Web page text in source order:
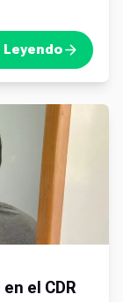
Leyendo
el CDR